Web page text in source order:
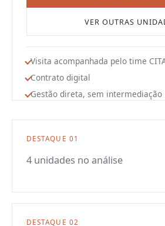
VER OUTRAS
Visita acompanhada pelo time
Contrato digital
Gestão direta, sem intermediação
DESTAQUE 01
4 unidades no análise
DESTAQUE 02